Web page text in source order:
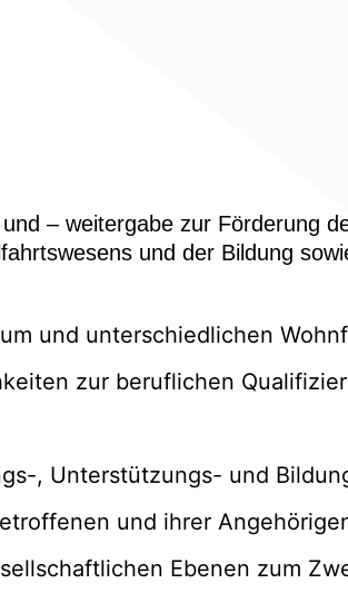
– weitergabe zur Förderung
und der Bildung
und unterschiedlichen
zur beruflichen
, Unterstützungs- und
und ihrer
Ebenen zum